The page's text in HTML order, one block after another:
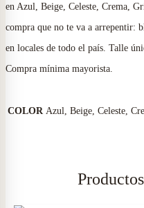
en Azul, Beige, Celeste, Crema,
compra que no te va a arrepentir:
en locales de todo el país. Talle
Compra mínima mayorista.
COLOR Azul, Beige, Celeste,